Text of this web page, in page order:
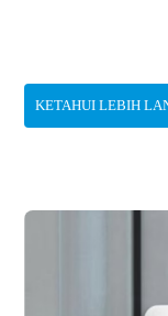
KETAHUI LEBIH